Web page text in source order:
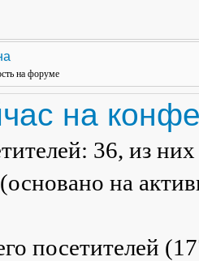
на форуме
на
36, из
на
посетителей (